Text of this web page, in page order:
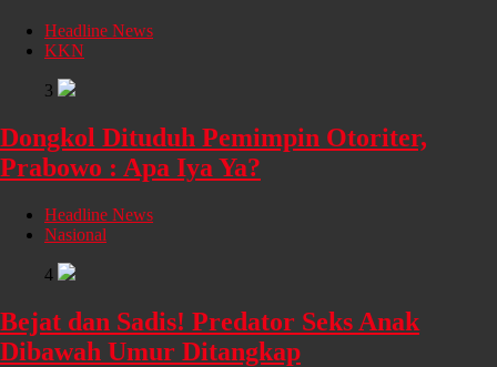
Headline News
KKN
3
Dongkol Dituduh Pemimpin Otoriter,
Prabowo : Apa Iya Ya?
Headline News
Nasional
4
Bejat dan Sadis! Predator Seks Anak
Dibawah Umur Ditangkap